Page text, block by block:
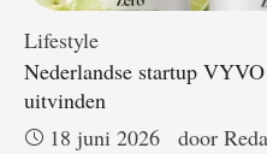
Lifestyle
Nederlandse startup
uitvinden
18 juni 2026
door